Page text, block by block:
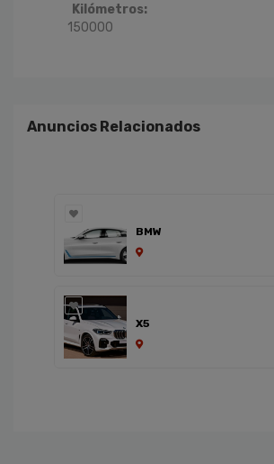
Kilómetros:
150000
Anuncios Relacionados
BMW
X5